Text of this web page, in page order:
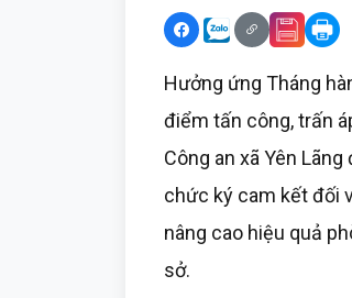
Hưởng ứng Tháng
điểm tấn công, trấn
Công an xã Yên
chức ký cam kết đối
nâng cao hiệu quả
sở.